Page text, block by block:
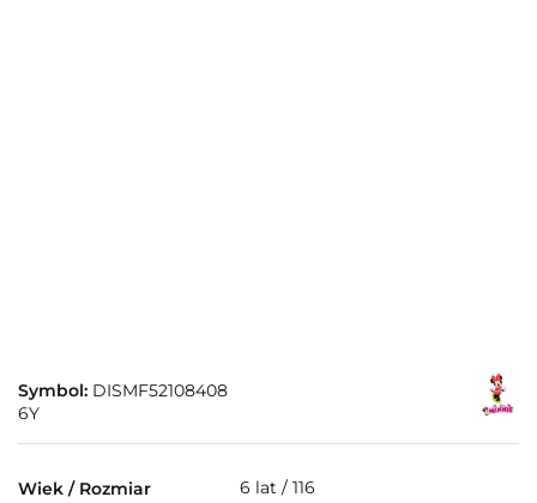
Symbol: DISMF52108408
6Y
Wiek / Rozmiar 6 lat / 116